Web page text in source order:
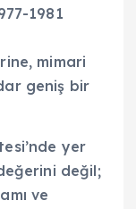
1981
mimari
geniş bir
yer
değil;
ve